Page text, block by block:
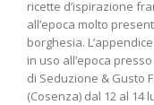
ricette d’ispirazione
all’epoca molto
borghesia.
in uso all’epoca
di Seduzione & Gusto
(Cosenza) dal 12 al 14